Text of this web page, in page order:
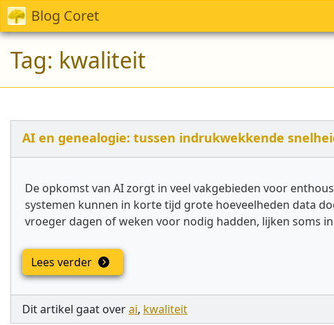
Blog Coret
Tag: kwaliteit
AI en genealogie: tussen indrukwekkende
De opkomst van AI zorgt in veel vakgebieden voor
systemen kunnen in korte tijd grote hoeveelheden data
vroeger dagen of weken voor nodig hadden, lijken soms
Lees verder
Dit artikel gaat overai, kwaliteit